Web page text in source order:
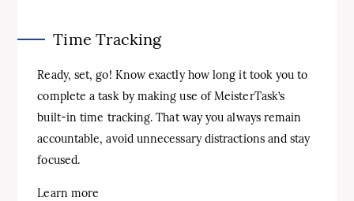
Time Tracking
Ready, set, go! Know exactly how long it took you to
complete a task by making use of MeisterTask’s
built-in time tracking. That way you always remain
accountable, avoid unnecessary distractions and stay
focused.
Learn more